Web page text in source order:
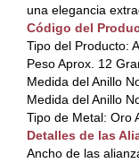
una elegancia
Código del
Tipo del Producto:
Peso Aprox. 12
Medida del Anillo
Medida del Anillo
Tipo de Metal: Oro
Detalles de las
Ancho de las